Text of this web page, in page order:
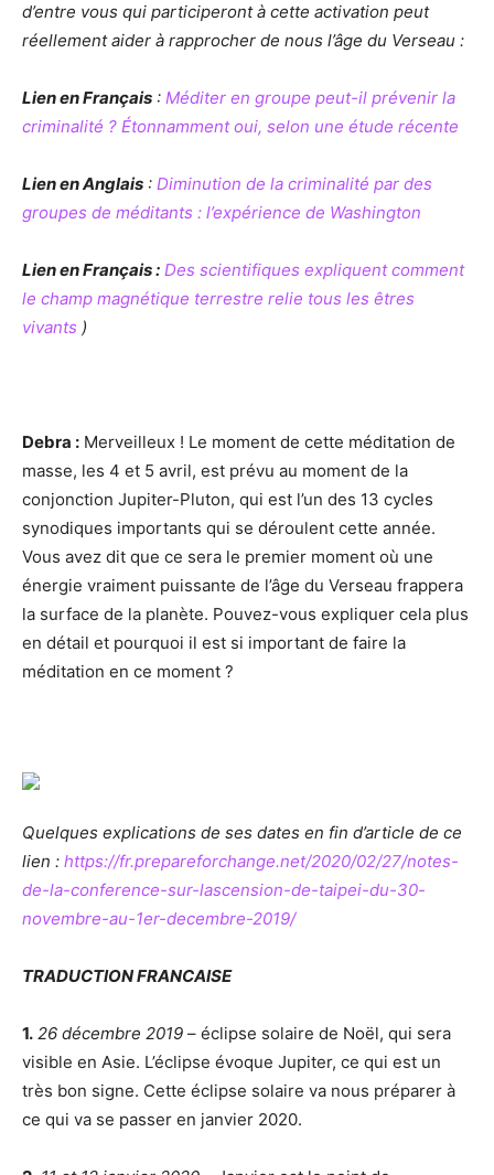
d’entre vous qui participeront à cette activation peut
réellement aider à rapprocher de nous l’âge du Verseau :
Lien en Français : Méditer en groupe peut-il prévenir la
criminalité ? Étonnamment oui, selon une étude récente
Lien en Anglais : Diminution de la criminalité par des
groupes de méditants : l’expérience de Washington
Lien en Français : Des scientifiques expliquent comment
le champ magnétique terrestre relie tous les êtres
vivants )
Debra : Merveilleux ! Le moment de cette méditation de
masse, les 4 et 5 avril, est prévu au moment de la
conjonction Jupiter-Pluton, qui est l’un des 13 cycles
synodiques importants qui se déroulent cette année.
Vous avez dit que ce sera le premier moment où une
énergie vraiment puissante de l’âge du Verseau frappera
la surface de la planète. Pouvez-vous expliquer cela plus
en détail et pourquoi il est si important de faire la
méditation en ce moment ?
Quelques explications de ses dates en fin d’article de ce
lien : https://fr.prepareforchange.net/2020/02/27/notes-
de-la-conference-sur-lascension-de-taipei-du-30-
novembre-au-1er-decembre-2019/
TRADUCTION FRANCAISE
1. 26 décembre 2019 – éclipse solaire de Noël, qui sera
visible en Asie. L’éclipse évoque Jupiter, ce qui est un
très bon signe. Cette éclipse solaire va nous préparer à
ce qui va se passer en janvier 2020.